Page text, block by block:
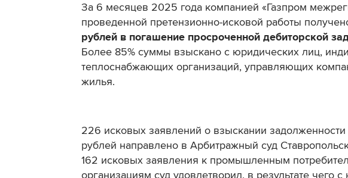
За 6 месяцев 2025 года компанией «Газпром
проведенной претензионно-исковой работы
рублей в погашение просроченной дебиторской
Более 85% суммы взыскано с юридических лиц,
теплоснабжающих организаций, управляющих
жилья.
226 исковых заявлений о взыскании
рублей направлено в Арбитражный суд
162 исковых заявления к промышленным
организациям суд удовлетворил, в результате чего